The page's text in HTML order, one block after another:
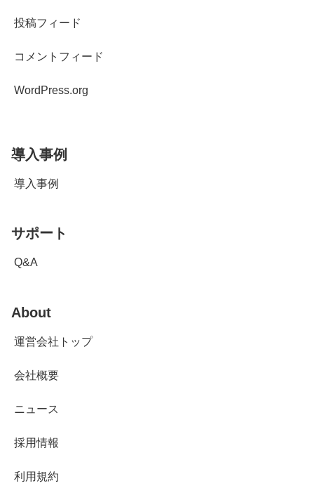
投稿フィード
コメントフィード
WordPress.org
導入事例
導入事例
サポート
Q&A
About
運営会社トップ
会社概要
ニュース
採用情報
利用規約